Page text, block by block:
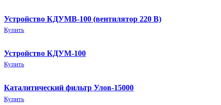
Устройство КДУМВ-100 (вентилятор 220 В)
Купить
Устройство КДУМ-100
Купить
Каталитический фильтр Улов-15000
Купить